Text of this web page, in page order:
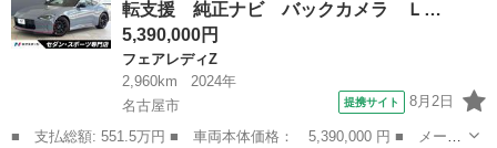
セグＴＶ...
転支援 純正ナビ バックカメラ Ｌ…
5,390,000円
フェアレディZ
2,960km
2024年
名古屋市
提携サイト 8月2日
■ 支払総額: 551.5万円 ■ 車両本体価格： 5,390,000 円 ■ メーカ